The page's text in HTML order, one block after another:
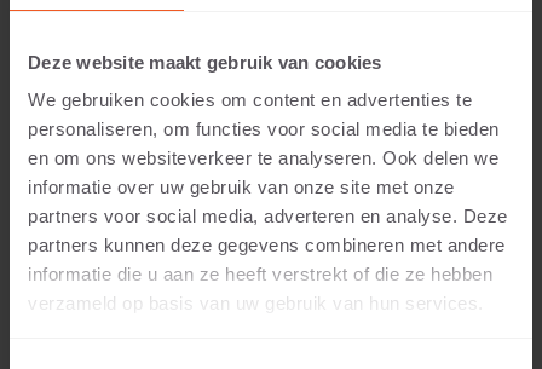
Deze website maakt gebruik van cookies
We gebruiken cookies om content en advertenties te
personaliseren, om functies voor social media te bieden
en om ons websiteverkeer te analyseren. Ook delen we
informatie over uw gebruik van onze site met onze
partners voor social media, adverteren en analyse. Deze
partners kunnen deze gegevens combineren met andere
informatie die u aan ze heeft verstrekt of die ze hebben
verzameld op basis van uw gebruik van hun services.
Locatie:
Toepassing:
Openbare ruimte
Fotografie:
Cees Rijnen
Producten:
Grootformaat tegel 100x100x5 Grijs
Blokmodel 100x37x15 Grijs
Hoekstuk 37 buitenzijde afgerond 60x60x15 Grijs